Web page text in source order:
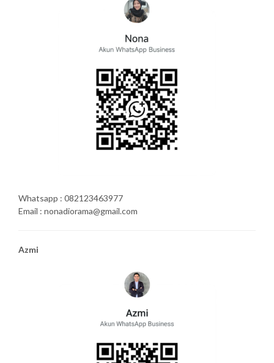
Whatsapp : 082123463977
Email : nonadiorama@gmail.com
Azmi